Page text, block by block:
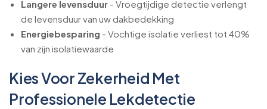
Langere levensduur - Vroegtijdige detectie verlengt
de levensduur van uw dakbedekking
Energiebesparing - Vochtige isolatie verliest tot 40%
van zijn isolatiewaarde
Kies Voor Zekerheid Met
Professionele Lekdetectie